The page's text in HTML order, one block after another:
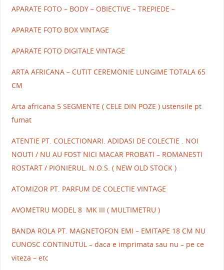
APARATE FOTO – BODY – OBIECTIVE – TREPIEDE –
APARATE FOTO BOX VINTAGE
APARATE FOTO DIGITALE VINTAGE
ARTA AFRICANA – CUTIT CEREMONIE LUNGIME TOTALA 65
CM
Arta africana 5 SEGMENTE ( CELE DIN POZE ) ustensile pt
fumat
ATENTIE PT. COLECTIONARI. ADIDASI DE COLECTIE . NOI
NOUTI / NU AU FOST NICI MACAR PROBATI – ROMANESTI
ROSTART / PIONIERUL. N.O.S. ( NEW OLD STOCK )
ATOMIZOR PT. PARFUM DE COLECTIE VINTAGE
AVOMETRU MODEL 8 MK III ( MULTIMETRU )
BANDA ROLA PT. MAGNETOFON EMI – EMITAPE 18 CM NU
CUNOSC CONTINUTUL – daca e imprimata sau nu – pe ce
viteza – etc